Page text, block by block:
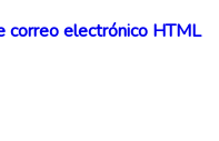
correo electrónico HTML